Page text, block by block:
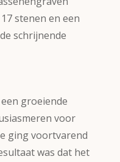
stenen en een
schrijnende
groeiende
voor
ging voortvarend
was dat het